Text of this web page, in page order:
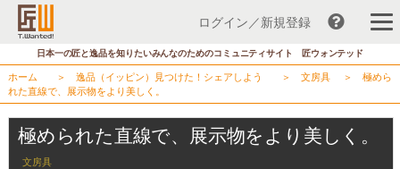
ン
テ
ログイン／新規登録
日本一の匠と逸品を知りたいみんなのためのコミュニティサイト 匠ウォンテッド
ホーム ＞ 逸品（イッピン）見つけた！シェアしよう ＞ 文房具＞ 極めら
れた直線で、展示物をより美しく。
極められた直線で、展示物をより美しく。
文房具